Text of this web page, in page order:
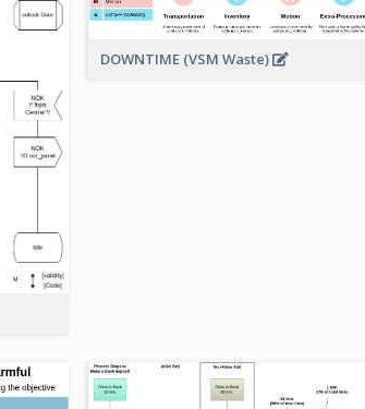
DOWNTIME (VSM Waste)